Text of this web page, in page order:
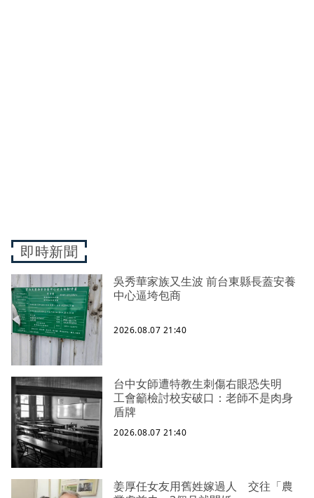
即時新聞
吳秀華家族又生波 前台東縣長蓋安養
中心逼垮包商
2026.08.07 21:40
台中女師遭特教生刺傷右眼恐失明
工會籲檢討校安破口：老師不是肉身
盾牌
2026.08.07 21:40
姜厚任女友用舊姓嫁過人 交往「農